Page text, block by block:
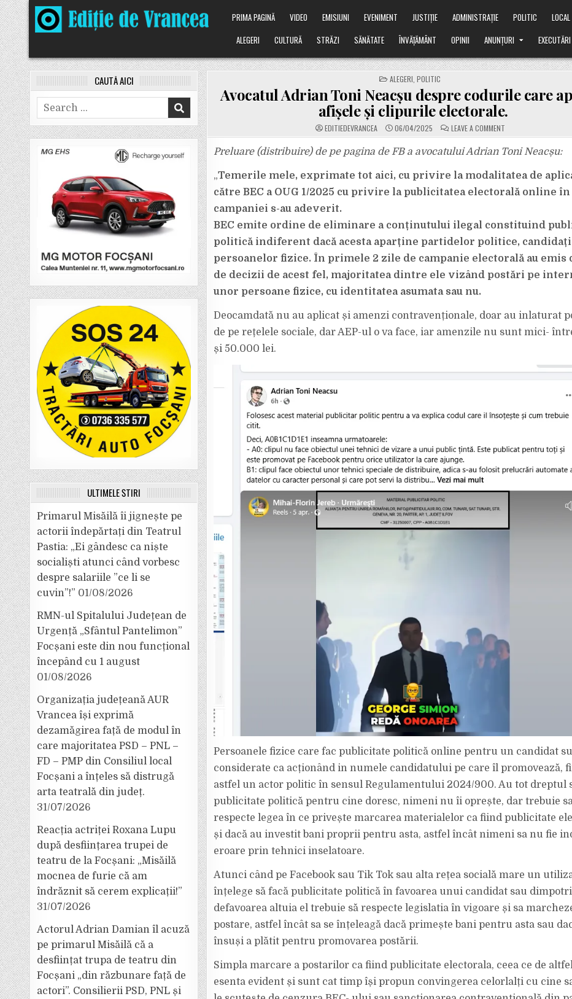
Skip
to
content
PRIMA PAGINĂ VIDEO EMISIUNI EVENIMENT JUSTIȚIE ADMINISTRAȚIE POLITIC LOCAL
ALEGERI
CULTURĂ STRĂZI SĂNĂTATE ÎNVĂȚĂMÂNT OPINII ANUNȚURI EXECUTĂRI
POSTED
IN
ALEGERI ,POLITIC
Avocatul Adrian Toni Neacșu despre codurile care
afișele și clipurile electorale.
EDITIEDEVRANCEA 06/04/2025 LEAVE A COMMENTON
AVOCATUL
TONI
NEACȘU
CODURILE
CARE
APAR
PE
ELECTORALE.
Preluare (distribuire) de pe pagina de FB a avocatului Adrian Toni Neacșu:
„Temerile mele, exprimate tot aici, cu privire la modalitatea de
către BEC a OUG 1/2025 cu privire la publicitatea electorală online
campaniei s-au adeverit.
BEC emite ordine de eliminare a conținutului ilegal constituind
politică indiferent dacă acesta aparține partidelor politice,
persoanelor fizice. În primele 2 zile de campanie electorală au emis
de decizii de acest fel, majoritatea dintre ele vizând postări pe
unor persoane fizice, cu identitatea asumata sau nu.
Deocamdată nu au aplicat și amenzi contravenționale, doar au inlaturat
de pe rețelele sociale, dar AEP-ul o va face, iar amenzile nu sunt mici-
și 50.000 lei.
Persoanele fizice care fac publicitate politică online pentru un candidat
considerate ca acționând in numele candidatului pe care îl promovează,
astfel un actor politic în sensul Regulamentului 2024/900. Au tot dreptul
publicitate politică pentru cine doresc, nimeni nu îi oprește, dar trebuie
respecte legea în ce privește marcarea materialelor ca fiind publicitate
și dacă au investit bani proprii pentru asta, astfel încât nimeni sa nu fie
eroare prin tehnici inselatoare.
Atunci când pe Facebook sau Tik Tok sau alta rețea socială mare un
înțelege să facă publicitate politică în favoarea unui candidat sau
defavoarea altuia el trebuie să respecte legislatia în vigoare și sa
postare, astfel încât sa se înțeleagă dacă primește bani pentru asta sau
însuși a plătit pentru promovarea postării.
Simpla marcare a postarilor ca fiind publicitate electorala, ceea ce de
esenta evident și sunt cat timp își propun convingerea celorlalți cu cine
CAUTĂ AICI
Search
for:
ULTIMELE ȘTIRI
Primarul Misăilă îi jignește pe
actorii îndepărtați din Teatrul
Pastia: „Ei gândesc ca niște
socialiști atunci când vorbesc
despre salariile ”ce li se
cuvin”!” 01/08/2026
RMN-ul Spitalului Județean de
Urgență „Sfântul Pantelimon”
Focșani este din nou funcțional
începând cu 1 august
01/08/2026
Organizația județeană AUR
Vrancea își exprimă
dezamăgirea față de modul în
care majoritatea PSD – PNL –
FD – PMP din Consiliul local
Focșani a înțeles să distrugă
arta teatrală din județ.
31/07/2026
Reacția actriței Roxana Lupu
după desființarea trupei de
teatru de la Focșani: „Misăilă
mocnea de furie că am
îndrăznit să cerem explicații!”
31/07/2026
Actorul Adrian Damian îl acuză
pe primarul Misăilă că a
desființat trupa de teatru din
Focșani „din răzbunare față de
actori”. Consilierii PSD, PNL și